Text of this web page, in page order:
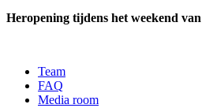
Heropening tijdens het weekend
Team
FAQ
Media room